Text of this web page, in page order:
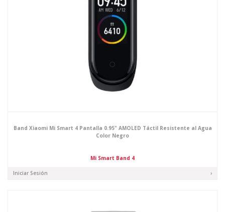
Band Xiaomi Mi Smart 4 Pantalla 0.95" AMOLED Táctil Resistente al Agua
Color Negro
Mi Smart Band 4
Iniciar Sesión ›